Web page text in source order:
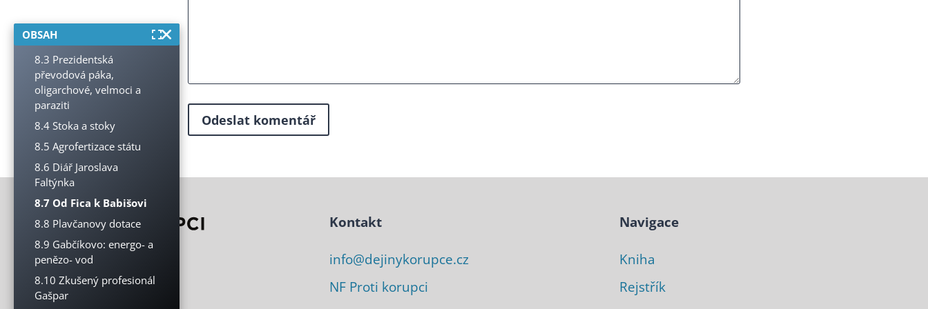
Kontakt
info@dejinykorupce.cz
NF Proti korupci
Navigace
Kniha
Rejstřík
OBSAH
8.2 Bez médií za Babišem
nelez
8.3 Prezidentská
převodová páka,
oligarchové, velmoci a
paraziti
8.4 Stoka a stoky
8.5 Agrofertizace státu
8.6 Diář Jaroslava
Faltýnka
8.7 Od Fica k Babišovi
8.8 Plavčanovy dotace
8.9 Gabčíkovo: energo- a
penězo- vod
8.10 Zkušený profesionál
Gašpar